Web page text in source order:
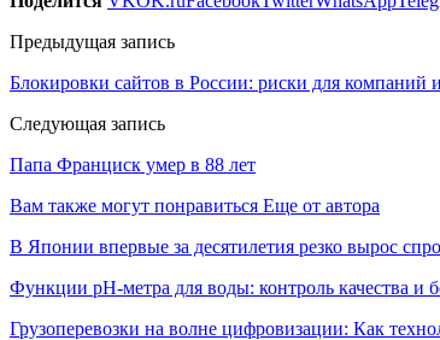
Предыдущая запись
Блокировки сайтов в России: риски для компаний
Следующая запись
Папа Франциск умер в 88 лет
Вам также могут понравиться Еще от автора
В Японии впервые за десятилетия резко вырос
Функции pH-метра для воды: контроль качества и
Грузоперевозки на волне цифровизации: Как